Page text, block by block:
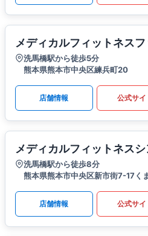
メディカルフィットネス
洗馬橋駅から徒歩5分
熊本県熊本市中央区練兵町20
店舗情報 公式サイ
メディカルフィットネス
洗馬橋駅から徒歩8分
熊本県熊本市中央区新市街7-17く
店舗情報 公式サイ